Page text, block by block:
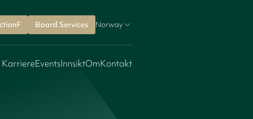
Board Services Norway
KarriereEventsInnsiktOmKontakt